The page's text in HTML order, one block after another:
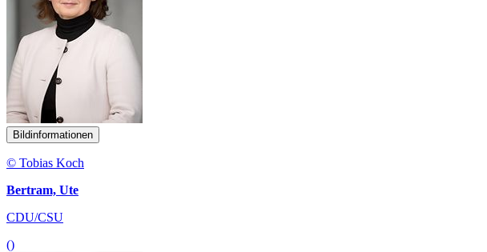
Bildinformationen
© Tobias Koch
Bertram, Ute
CDU/CSU
()